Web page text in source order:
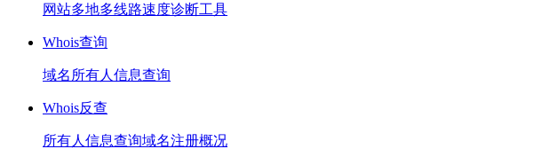
网站多地多线路速度诊断工具
Whois查询
域名所有人信息查询
Whois反查
所有人信息查询域名注册概况